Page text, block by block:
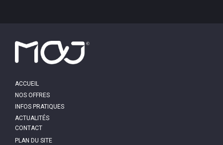
MAIN
ACCUEIL
NOS OFFRES
INFOS PRATIQUES
ACTUALITÉS
PIED
DE
PAGE
CONTACT
PLAN DU SITE